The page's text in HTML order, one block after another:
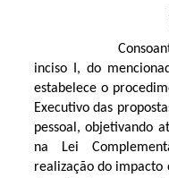
inciso I, do
estabelece o
Executivo das
pessoal, objetivando
na Lei
realização do